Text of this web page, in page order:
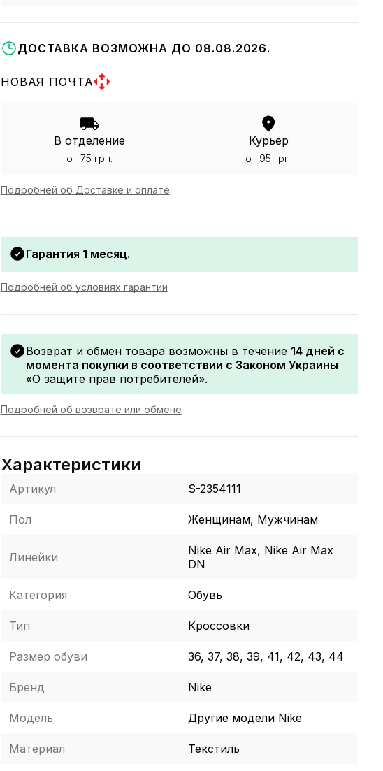
ДОСТАВКА ВОЗМОЖНА ДО 08.08.2026.
НОВАЯ ПОЧТА
В отделение
от 75 грн.
Курьер
от 95 грн.
Подробней об Доставке и оплате
Гарантия 1 месяц.
Подробней об условиях гарантии
Возврат и обмен товара возможны в течение 14 дней с
момента покупки в соответствии с Законом Украины
«О защите прав потребителей».
Подробней об возврате или обмене
Характеристики
Артикул S-2354111
Пол Женщинам, Мужчинам
Линейки
Nike Air Max, Nike Air Max
DN
Категория Обувь
Тип Кроссовки
Размер обуви 36, 37, 38, 39, 41, 42, 43, 44
Бренд Nike
Модель Другие модели Nike
Материал Текстиль